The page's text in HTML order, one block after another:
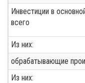
Инвестиции в
всего
Из них:
обрабатывающие
Из них: